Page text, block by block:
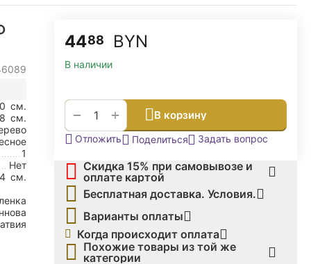
см.
см.
1
Нет
см.
4488 BYN
В наличии
+
− В корзину
Отложить Поделиться Задать вопрос
Скидка 15% при самовывозе и
оплате картой
Бесплатная доставка. Условия.
Варианты оплаты
Когда происходит оплата
Похожие товары из той же
категории